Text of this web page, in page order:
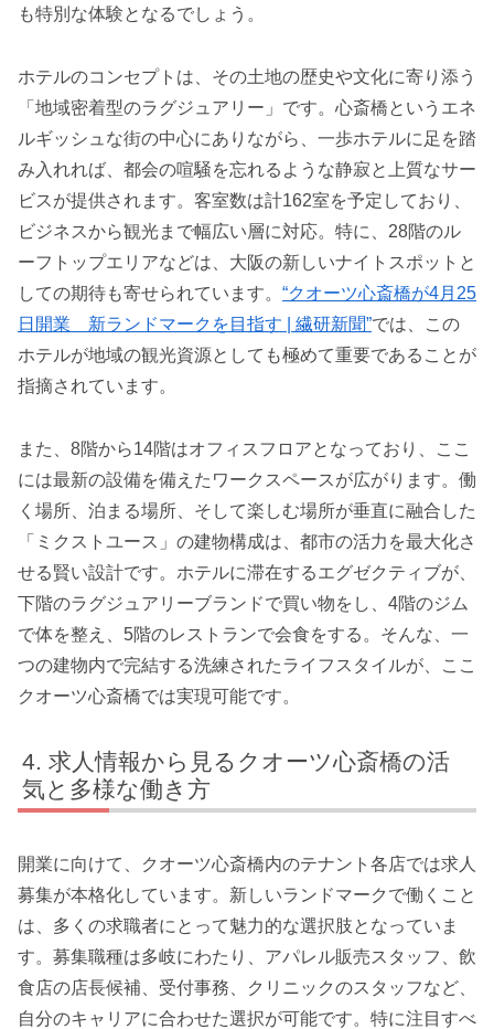
も特別な体験となるでしょう。
ホテルのコンセプトは、その土地の歴史や文化に寄り添う
「地域密着型のラグジュアリー」です。心斎橋というエネ
ルギッシュな街の中心にありながら、一歩ホテルに足を踏
み入れれば、都会の喧騒を忘れるような静寂と上質なサー
ビスが提供されます。客室数は計162室を予定しており、
ビジネスから観光まで幅広い層に対応。特に、28階のル
ーフトップエリアなどは、大阪の新しいナイトスポットと
しての期待も寄せられています。 “クオーツ心斎橋が4月25
日開業 新ランドマークを目指す | 繊研新聞”では、この
ホテルが地域の観光資源としても極めて重要であることが
指摘されています。
また、8階から14階はオフィスフロアとなっており、ここ
には最新の設備を備えたワークスペースが広がります。働
く場所、泊まる場所、そして楽しむ場所が垂直に融合した
「ミクストユース」の建物構成は、都市の活力を最大化さ
せる賢い設計です。ホテルに滞在するエグゼクティブが、
下階のラグジュアリーブランドで買い物をし、4階のジム
で体を整え、5階のレストランで会食をする。そんな、一
つの建物内で完結する洗練されたライフスタイルが、ここ
クオーツ心斎橋では実現可能です。
求人情報から見るクオーツ心斎橋の活
気と多様な働き方
開業に向けて、クオーツ心斎橋内のテナント各店では求人
募集が本格化しています。新しいランドマークで働くこと
は、多くの求職者にとって魅力的な選択肢となっていま
す。募集職種は多岐にわたり、アパレル販売スタッフ、飲
食店の店長候補、受付事務、クリニックのスタッフなど、
自分のキャリアに合わせた選択が可能です。特に注目すべ